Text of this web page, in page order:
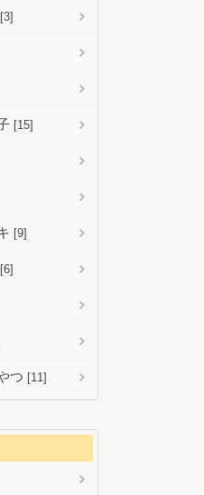
[3]
[15]
[9]
[6]
つ [11]